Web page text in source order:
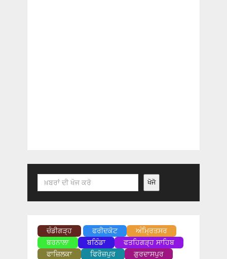
Search ਖੋਜੋ
ਚੰਡੀਗੜ੍ਹ ਫਰੀਦਕੋਟ
ਅੰਮ੍ਰਿਤਸਰ
ਬਰਨਾਲਾ
ਬਠਿੰਡਾ
ਫਤਹਿਗੜ੍ਹ ਸਾਹਿਬ
ਫਾਜ਼ਿਲਕਾ
ਫਿਰੋਜ਼ਪੁਰ
ਗੁਰਦਾਸਪੁਰ